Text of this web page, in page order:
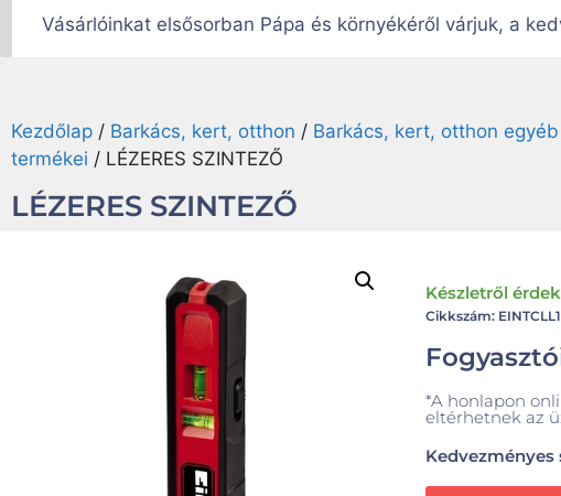
Vásárlóinkat elsősorban Pápa és környékéről várjuk, a
Kezdőlap / Barkács, kert, otthon / Barkács, kert, otthon egyéb
termékei / LÉZERES SZINTEZŐ
LÉZERES SZINTEZŐ
Készletről
Cikkszám: EINTCLL1
*A honlapon
eltérhetnek az
Kedvezményes